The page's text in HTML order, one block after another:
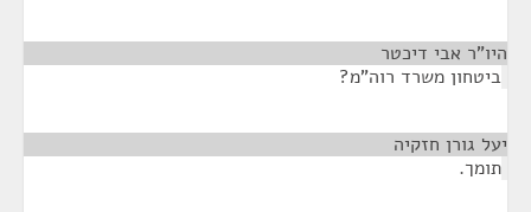
היו"ר אבי דיכטר
ביטחון משרד רוה"מ?
יעל גורן חזקיה
תומך.